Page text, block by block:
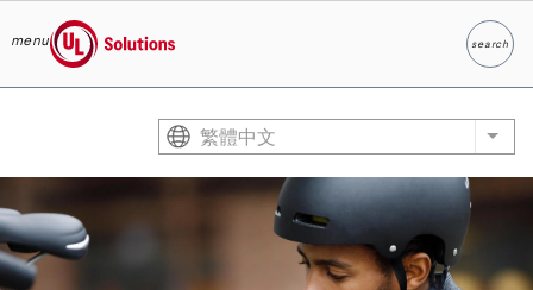
menu
UL Solutions
searchSearch
繁體中文 List